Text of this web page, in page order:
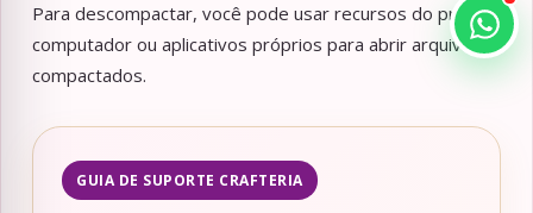
Para descompactar, você pode usar recursos do próprio
computador ou aplicativos próprios para abrir arquivos
compactados.
GUIA DE SUPORTE CRAFTERIA